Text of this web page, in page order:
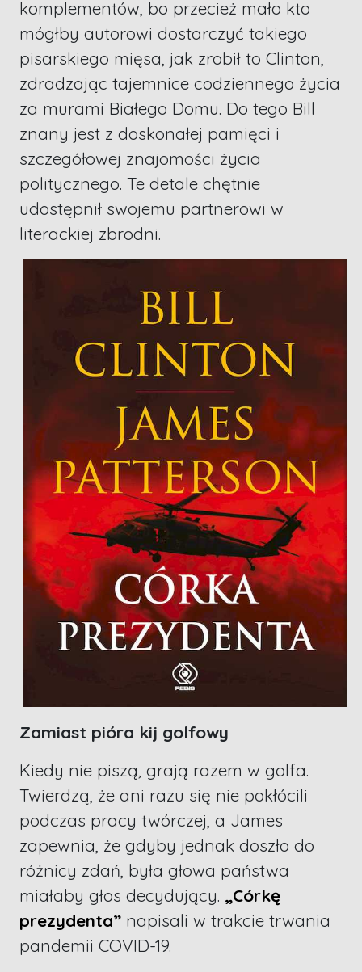
komplementów, bo przecież mało kto
mógłby autorowi dostarczyć takiego
pisarskiego mięsa, jak zrobił to Clinton,
zdradzając tajemnice codziennego życia
za murami Białego Domu. Do tego Bill
znany jest z doskonałej pamięci i
szczegółowej znajomości życia
politycznego. Te detale chętnie
udostępnił swojemu partnerowi w
literackiej zbrodni.
Zamiast pióra kij golfowy
Kiedy nie piszą, grają razem w golfa.
Twierdzą, że ani razu się nie pokłócili
podczas pracy twórczej, a James
zapewnia, że gdyby jednak doszło do
różnicy zdań, była głowa państwa
miałaby głos decydujący. „Córkę
prezydenta” napisali w trakcie trwania
pandemii COVID-19.